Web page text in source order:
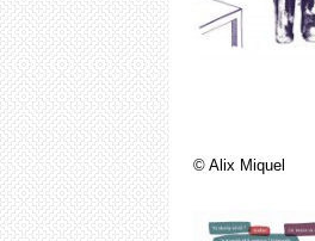
© Alix Miquel